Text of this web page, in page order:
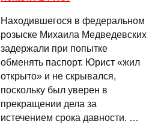
Находившегося в федеральном
розыске Михаила Медведевских
задержали при попытке
обменять паспорт. Юрист «жил
открыто» и не скрывался,
поскольку был уверен в
прекращении дела за
истечением срока давности. …